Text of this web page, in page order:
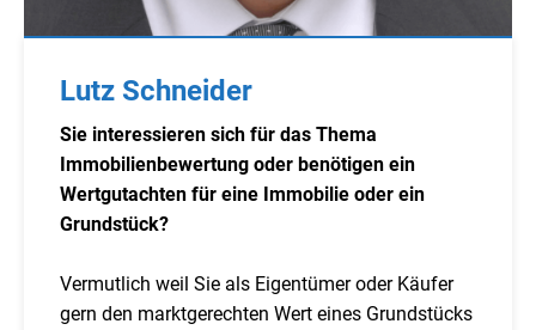
Lutz Schneider
Sie interessieren sich für das Thema
Immobilienbewertung oder benötigen ein
Wertgutachten für eine Immobilie oder ein
Grundstück?
Vermutlich weil Sie als Eigentümer oder Käufer
gern den marktgerechten Wert eines Grundstücks